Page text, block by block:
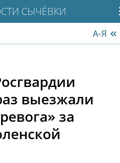
СЫЧЁВКИ
А-Я
выезжали
за